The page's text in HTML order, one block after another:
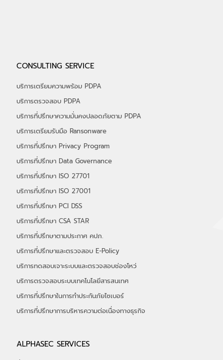
CONSULTING SERVICE
บริการเตรียมความพร้อม PDPA
บริการตรวจสอบ PDPA
บริการที่ปรึกษาความมั่นคงปลอดภัยตาม PDPA
บริการเตรียมรับมือ Ransonware
บริการที่ปรึกษา Privacy Program
บริการที่ปรึกษา Data Governance
บริการที่ปรึกษา ISO 27701
บริการที่ปรึกษา ISO 27001
บริการที่ปรึกษา PCI DSS
บริการที่ปรึกษา CSA STAR
บริการที่ปรึกษาตามประกาศ คปภ.
บริการที่ปรึกษาและตรวจสอบ E-Policy
บริการทดสอบเจาะระบบและตรวจสอบช่องโหว่
บริการตรวจสอบระบบเทคโนโลยีสารสนเทศ
​บริการที่ปรึกษาการบริหารความต่อเนื่องทางธุรกิจ